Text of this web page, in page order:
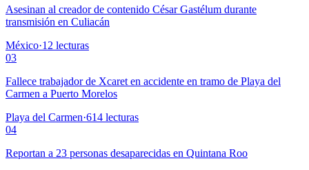
Asesinan al creador de contenido César Gastélum durante
transmisión en Culiacán
México·12 lecturas
03
Fallece trabajador de Xcaret en accidente en tramo de Playa del
Carmen a Puerto Morelos
Playa del Carmen·614 lecturas
04
Reportan a 23 personas desaparecidas en Quintana Roo